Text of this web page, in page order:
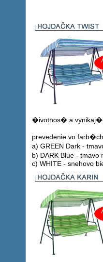
�ivotnos� a
prevedenie vo
a) GREEN Dark -
b) DARK Blue -
c) WHITE - snehovo